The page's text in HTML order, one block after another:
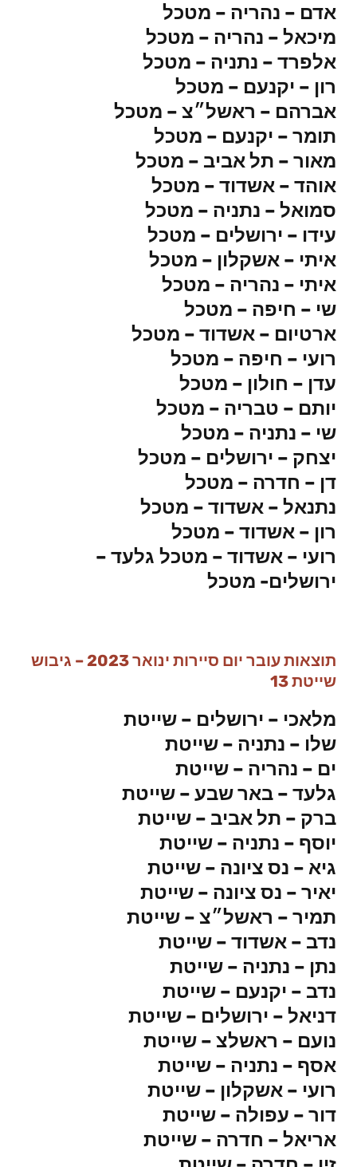
אדם – נהריה – מטכל
מיכאל – נהריה – מטכל
אלפרד – נתניה – מטכל
רון – יקנעם – מטכל
אברהם – ראשל״צ – מטכל
תומר – יקנעם – מטכל
מאור – תל אביב – מטכל
אוהד – אשדוד – מטכל
סמואל – נתניה – מטכל
עידו – ירושלים – מטכל
איתי – אשקלון – מטכל
איתי – נהריה – מטכל
שי – חיפה – מטכל
ארטיום – אשדוד – מטכל
רועי – חיפה – מטכל
עדן – חולון – מטכל
יותם – טבריה – מטכל
שי – נתניה – מטכל
יצחק – ירושלים – מטכל
דן – חדרה – מטכל
נתנאל – אשדוד – מטכל
רון – אשדוד – מטכל
רועי – אשדוד – מטכל גלעד –
ירושלים- מטכל
תוצאות עובר יום סיירות ינואר 2023 – גיבוש
שייטת 13
מלאכי – ירושלים – שייטת
שלו – נתניה – שייטת
ים – נהריה – שייטת
גלעד – באר שבע – שייטת
ברק – תל אביב – שייטת
יוסף – נתניה – שייטת
גיא – נס ציונה – שייטת
יאיר – נס ציונה – שייטת
תמיר – ראשל״צ – שייטת
נדב – אשדוד – שייטת
נתן – נתניה – שייטת
נדב – יקנעם – שייטת
דניאל – ירושלים – שייטת
נועם – ראשלצ – שייטת
אסף – נתניה – שייטת
רועי – אשקלון – שייטת
דור – עפולה – שייטת
אריאל – חדרה – שייטת